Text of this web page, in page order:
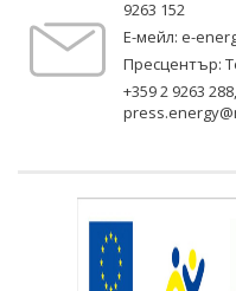
9263 152
Е-мейл: e-
Пресцентър:
+359 2 9263 288,